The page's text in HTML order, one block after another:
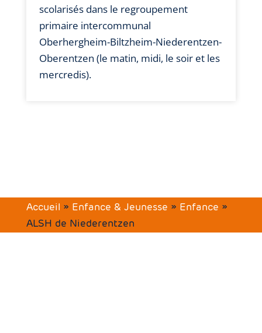
scolarisés dans le regroupement
primaire intercommunal
Oberhergheim-Biltzheim-Niederentzen-
Oberentzen (le matin, midi, le soir et les
mercredis).
Accueil » Enfance & Jeunesse » Enfance »
ALSH de Niederentzen